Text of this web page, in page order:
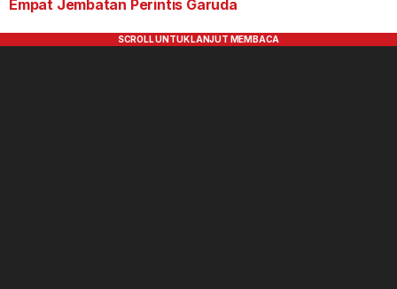
Empat Jembatan Perintis Garuda